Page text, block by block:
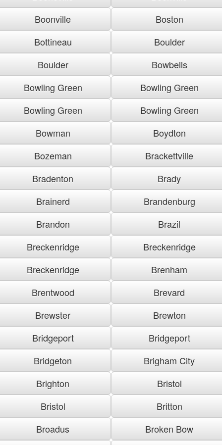
Boonville
Boston
Bottineau
Boulder
Boulder
Bowbells
Bowling Green
Bowling Green
Bowling Green
Bowling Green
Bowman
Boydton
Bozeman
Brackettville
Bradenton
Brady
Brainerd
Brandenburg
Brandon
Brazil
Breckenridge
Breckenridge
Breckenridge
Brenham
Brentwood
Brevard
Brewster
Brewton
Bridgeport
Bridgeport
Bridgeton
Brigham City
Brighton
Bristol
Bristol
Britton
Broadus
Broken Bow